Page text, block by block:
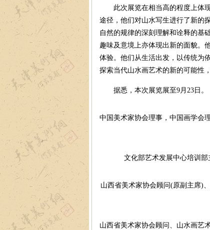
此次展览在相当高的程度上体现
途径，他们对山水写生进行了新的
自然的规律的深刻理解和诠释的基
趣味及意境上亦体现出新的面貌。
体验。他们从生活出发，以传统为
探索当代山水画艺术的新的可能性
据悉，本次展览展至9月23日。
中国美术家协会理事，中国画学会
文化部艺术发展中心培训
山西省美术家协会顾问(原副主席)
山西省美术家协会顾问、山水画艺